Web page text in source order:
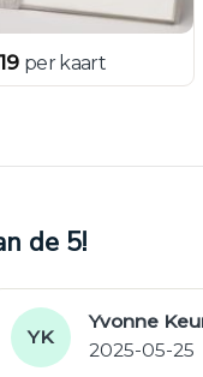
per kaart
de 5!
YK
Yvonne
2025-05-25